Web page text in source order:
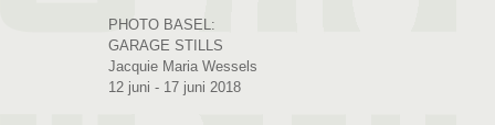
PHOTO BASEL:
GARAGE STILLS
Jacquie Maria Wessels
12 juni - 17 juni 2018